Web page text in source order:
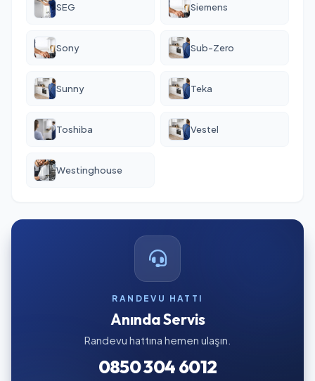
SEG Siemens
Sony Sub-Zero
Sunny Teka
Toshiba Vestel
Westinghouse
RANDEVU HATTI
Anında Servis
Randevu hattına hemen ulaşın.
0850 304 6012